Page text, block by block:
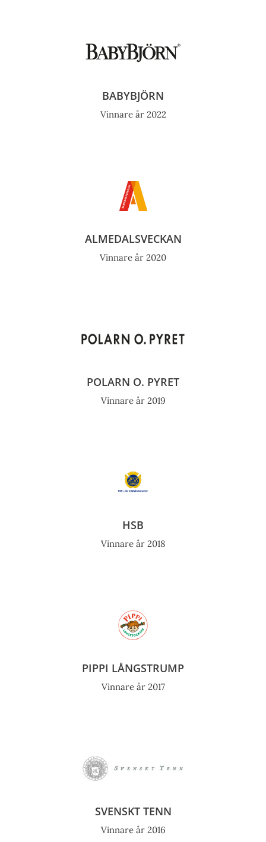
BABYBJÖRN
Vinnare år 2022
ALMEDALSVECKAN
Vinnare år 2020
POLARN O. PYRET
Vinnare år 2019
HSB
Vinnare år 2018
PIPPI LÅNGSTRUMP
Vinnare år 2017
SVENSKT TENN
Vinnare år 2016